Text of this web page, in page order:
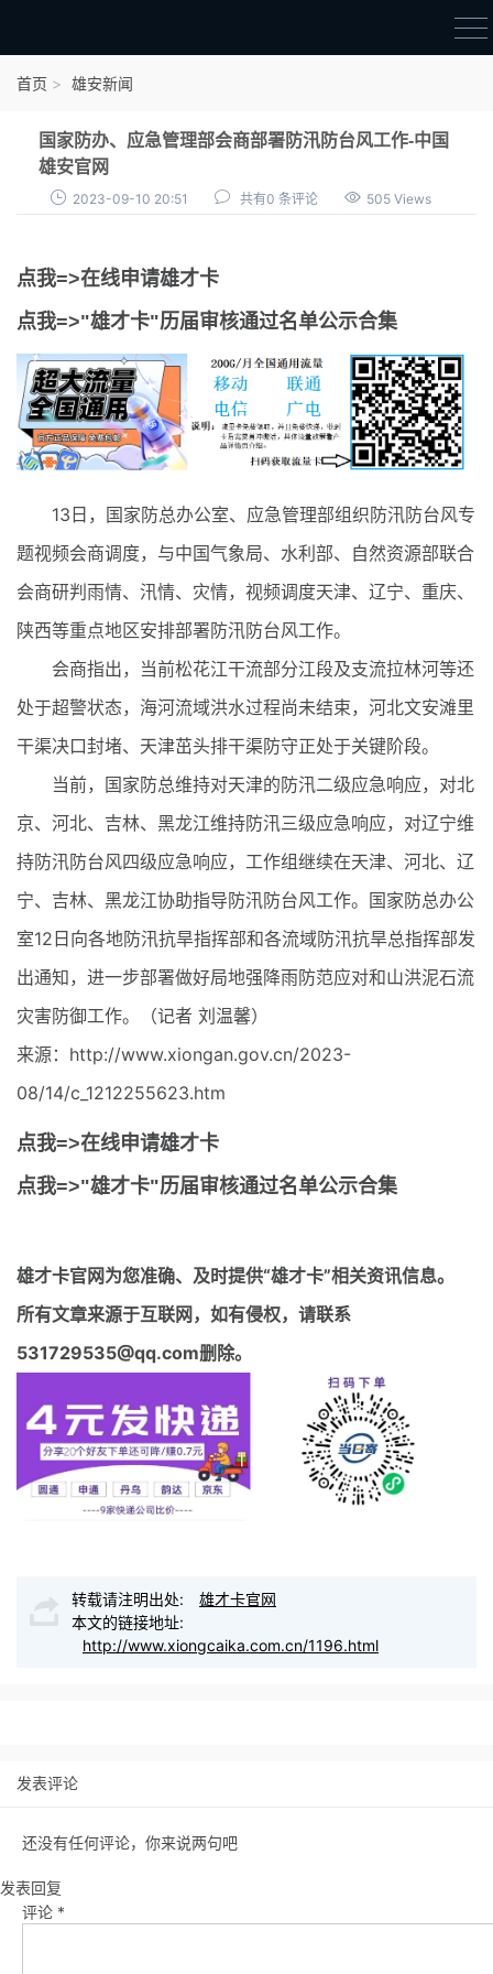
审核通过公示
首页 雄安新闻
国家防办、应急管理部会商部署防汛防台风工作-中国
雄安官网
2023-09-10 20:51 共有0 条评论 505 Views
点我=>在线申请雄才卡
点我=>"雄才卡"历届审核通过名单公示合集
13日，国家防总办公室、应急管理部组织防汛防台风专
题视频会商调度，与中国气象局、水利部、自然资源部联合
会商研判雨情、汛情、灾情，视频调度天津、辽宁、重庆、
陕西等重点地区安排部署防汛防台风工作。
会商指出，当前松花江干流部分江段及支流拉林河等还
处于超警状态，海河流域洪水过程尚未结束，河北文安滩里
干渠决口封堵、天津茁头排干渠防守正处于关键阶段。
当前，国家防总维持对天津的防汛二级应急响应，对北
京、河北、吉林、黑龙江维持防汛三级应急响应，对辽宁维
持防汛防台风四级应急响应，工作组继续在天津、河北、辽
宁、吉林、黑龙江协助指导防汛防台风工作。国家防总办公
室12日向各地防汛抗旱指挥部和各流域防汛抗旱总指挥部发
出通知，进一步部署做好局地强降雨防范应对和山洪泥石流
灾害防御工作。（记者 刘温馨）
来源：http://www.xiongan.gov.cn/2023-
08/14/c_1212255623.htm
点我=>在线申请雄才卡
点我=>"雄才卡"历届审核通过名单公示合集
雄才卡官网为您准确、及时提供“雄才卡”相关资讯信息。
所有文章来源于互联网，如有侵权，请联系
531729535@qq.com删除。
转载请注明出处:
雄才卡官网
本文的链接地址:
http://www.xiongcaika.com.cn/1196.html
发表评论
还没有任何评论，你来说两句吧
发表回复
评论 *